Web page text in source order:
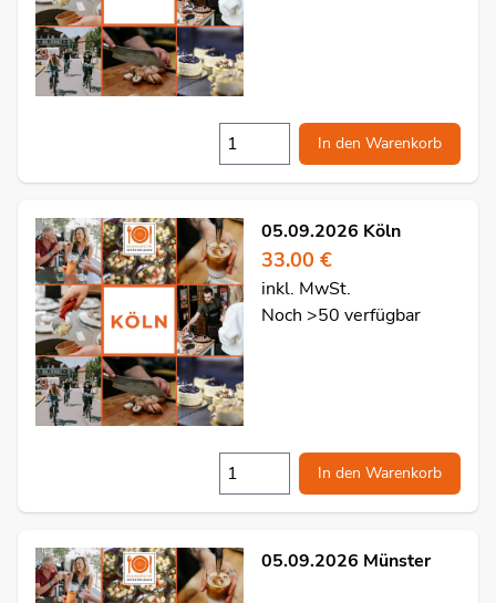
In den Warenkorb
05.09.2026 Köln
33.00 €
inkl. MwSt.
Noch >50 verfügbar
In den Warenkorb
05.09.2026 Münster